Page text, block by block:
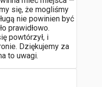
się, że mogliśmy
nie powinien być
prawidłowo.
powtórzył, i
Dziękujemy za
to uwagi.